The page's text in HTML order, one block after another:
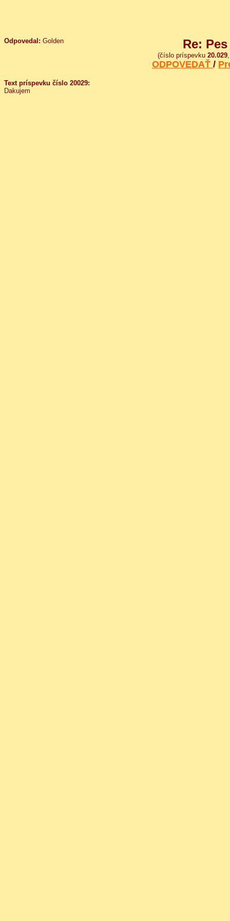
Odpovedal: Golden Re:
(číslo príspevku 20.029
ODPOVEDAŤ /
Text príspevku číslo 20029:
Dakujem